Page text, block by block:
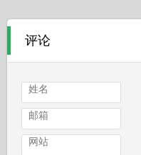
评论
姓名
邮箱
网站